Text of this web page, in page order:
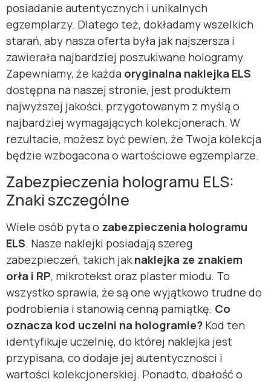
posiadanie autentycznych i unikalnych
egzemplarzy. Dlatego też, dokładamy wszelkich
starań, aby nasza oferta była jak najszersza i
zawierała najbardziej poszukiwane hologramy.
Zapewniamy, że każda oryginalna naklejka ELS
dostępna na naszej stronie, jest produktem
najwyższej jakości, przygotowanym z myślą o
najbardziej wymagających kolekcjonerach. W
rezultacie, możesz być pewien, że Twoja kolekcja
będzie wzbogacona o wartościowe egzemplarze.
Zabezpieczenia hologramu ELS:
Znaki szczególne
Wiele osób pyta o zabezpieczenia hologramu
ELS. Nasze naklejki posiadają szereg
zabezpieczeń, takich jak naklejka ze znakiem
orła i RP, mikrotekst oraz plaster miodu. To
wszystko sprawia, że są one wyjątkowo trudne do
podrobienia i stanowią cenną pamiątkę. Co
oznacza kod uczelni na hologramie? Kod ten
identyfikuje uczelnię, do której naklejka jest
przypisana, co dodaje jej autentyczności i
wartości kolekcjonerskiej. Ponadto, dbałość o